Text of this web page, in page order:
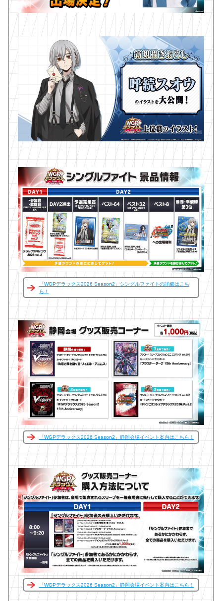
「WGPデラックス2026 Season2」シングルファイトの詳細はこち
ら！
「WGPデラックス2026 Season2」静岡会場イベント案内はこちら！
「WGPデラックス2026 Season2」静岡会場イベント案内はこちら！